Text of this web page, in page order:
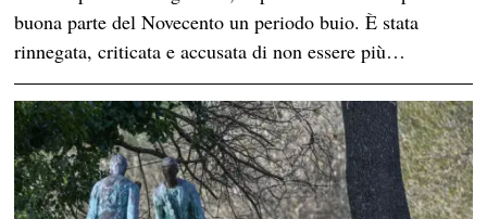
buona parte del Novecento un periodo buio. È stata
rinnegata, criticata e accusata di non essere più…